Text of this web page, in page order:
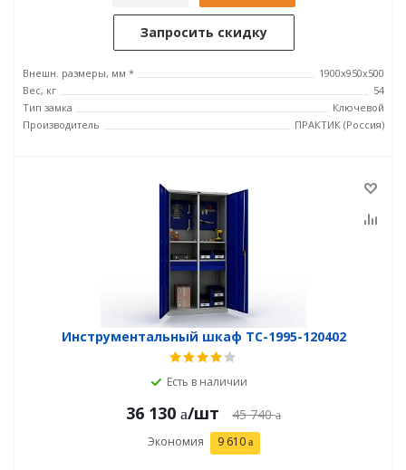
Запросить скидку
Внешн. размеры, мм *
1900x950x500
Вес, кг
54
Тип замка
Ключевой
Производитель
ПРАКТИК (Россия)
Инструментальный шкаф TC-1995-120402
Есть в наличии
36 130 /шт 45 740
Экономия 9 610